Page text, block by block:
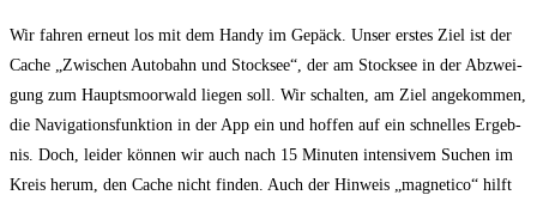
Wir fah­ren erneut los mit dem Han­dy im Gepäck. Unser ers­tes Ziel ist der
Cache „Zwi­schen Auto­bahn und Stock­see“, der am Stock­see in der Abzwei­
gung zum Hauptsmoor­wald lie­gen soll. Wir schal­ten, am Ziel ange­kom­men,
die Navi­ga­ti­ons­funk­ti­on in der App ein und hof­fen auf ein schnel­les Ergeb­
nis. Doch, lei­der kön­nen wir auch nach 15 Minu­ten inten­si­vem Suchen im
Kreis her­um, den Cache nicht fin­den. Auch der Hin­weis „magne­ti­co“ hilft